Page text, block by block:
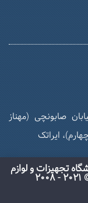
صابونچی (مهناز
تجهیزات و لوازم